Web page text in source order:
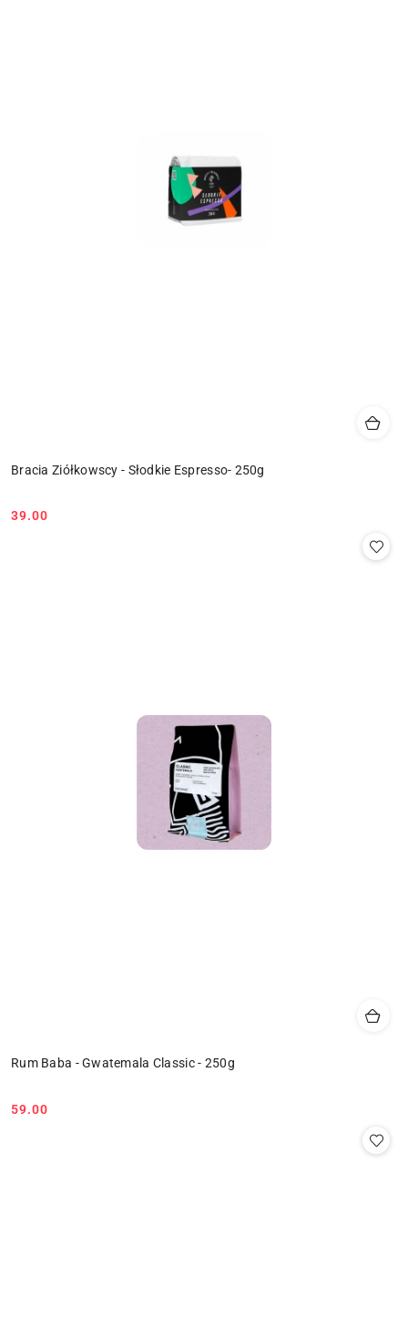
Bracia Ziółkowscy - Słodkie Espresso- 250g
Cena:
39.00
Rum Baba - Gwatemala Classic - 250g
Cena:
59.00